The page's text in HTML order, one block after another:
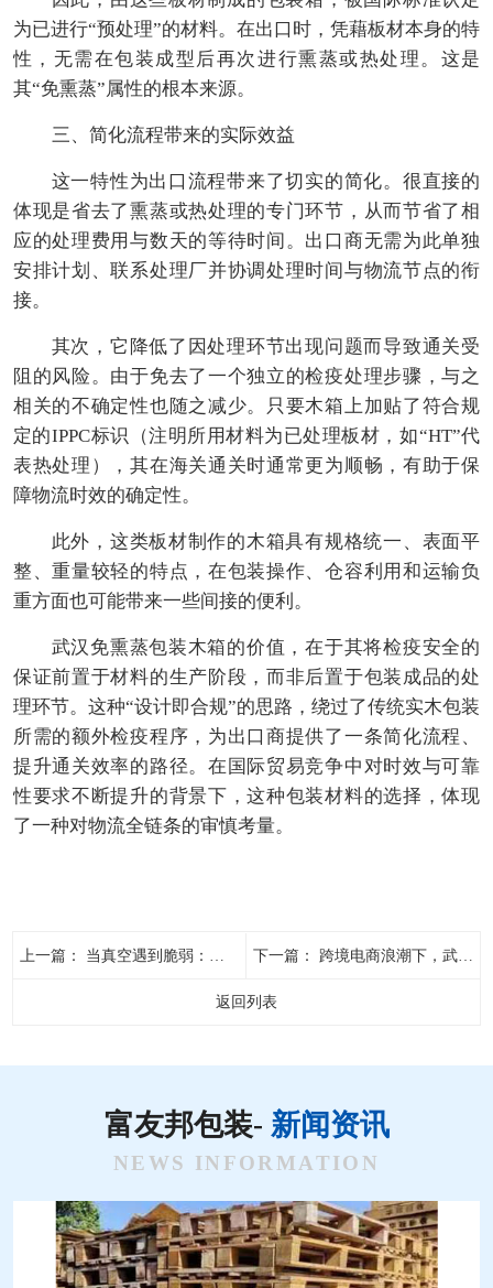
为已进行“预处理”的材料。在出口时，凭藉板材本身的特
性，无需在包装成型后再次进行熏蒸或热处理。这是
其“免熏蒸”属性的根本来源。
三、简化流程带来的实际效益
这一特性为出口流程带来了切实的简化。很直接的
体现是省去了熏蒸或热处理的专门环节，从而节省了相
应的处理费用与数天的等待时间。出口商无需为此单独
安排计划、联系处理厂并协调处理时间与物流节点的衔
接。
其次，它降低了因处理环节出现问题而导致通关受
阻的风险。由于免去了一个独立的检疫处理步骤，与之
相关的不确定性也随之减少。只要木箱上加贴了符合规
定的IPPC标识（注明所用材料为已处理板材，如“HT”代
表热处理），其在海关通关时通常更为顺畅，有助于保
障物流时效的确定性。
此外，这类板材制作的木箱具有规格统一、表面平
整、重量较轻的特点，在包装操作、仓容利用和运输负
重方面也可能带来一些间接的便利。
武汉免熏蒸包装木箱的价值，在于其将检疫安全的
保证前置于材料的生产阶段，而非后置于包装成品的处
理环节。这种“设计即合规”的思路，绕过了传统实木包装
所需的额外检疫程序，为出口商提供了一条简化流程、
提升通关效率的路径。在国际贸易竞争中对时效与可靠
性要求不断提升的背景下，这种包装材料的选择，体现
了一种对物流全链条的审慎考量。
上一篇： 当真空遇到脆弱：精细易碎物品的包装平衡术 下一篇： 跨境电商浪潮下，武汉熏蒸包装木箱的“轻装上阵”之路
返回列表
富友邦包装- 新闻资讯
NEWS INFORMATION